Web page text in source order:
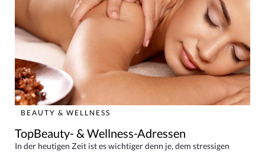
BEAUTY & WELLNESS
TopBeauty- & Wellness-Adressen
In der heutigen Zeit ist es wichtiger denn je, dem stressigen